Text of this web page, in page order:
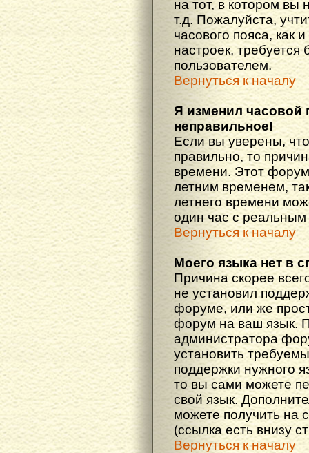
на тот, в котором вы
т.д. Пожалуйста,
часового пояса, как
настроек,
пользователем.
Вернуться к началу
Я изменил часовой
неправильное!
Если вы уверены,
правильно, то
времени. Этот
летним временем,
летнего времени
один час с
Вернуться к началу
Моего языка нет в
Причина скорее
не установил
форуме, или же
форум на ваш язык.
администратора
установить
поддержки нужного
то вы сами можете
свой язык.
можете получить на
(ссылка есть внизу
Вернуться к началу